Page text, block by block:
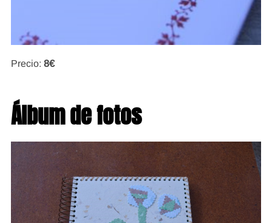
Precio: 8€
Álbum de fotos